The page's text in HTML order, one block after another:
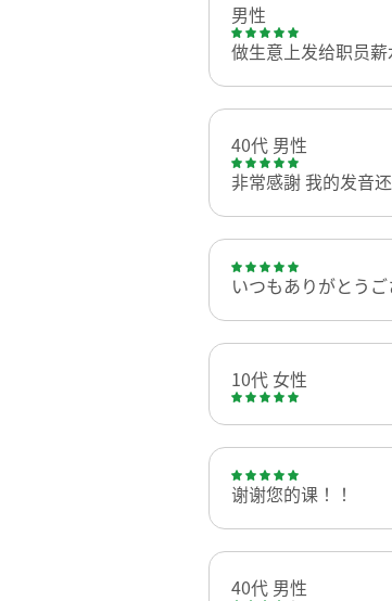
男性
做生意上发给职员
40代 男性
非常感謝 我的发音
いつもありがとう
10代 女性
谢谢您的课！！
40代 男性